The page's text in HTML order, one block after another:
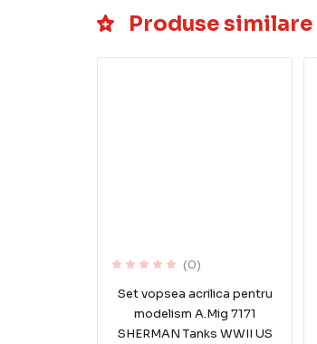
Produse similare
(0)
Set vopsea acrilica pentru
modelism A.Mig 7171
SHERMAN Tanks WWII US